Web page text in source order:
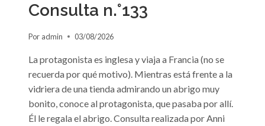
Consulta n.°133
Por admin 03/08/2026
La protagonista es inglesa y viaja a Francia (no se
recuerda por qué motivo). Mientras está frente a la
vidriera de una tienda admirando un abrigo muy
bonito, conoce al protagonista, que pasaba por allí.
Él le regala el abrigo. Consulta realizada por Anni